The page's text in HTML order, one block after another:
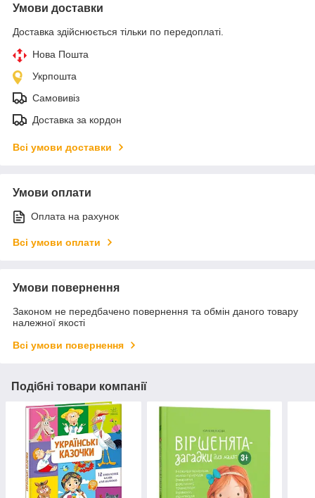
Умови доставки
Доставка здійснюється тільки по передоплаті.
Нова Пошта
Укрпошта
Самовивіз
Доставка за кордон
Всі умови доставки
Умови оплати
Оплата на рахунок
Всі умови оплати
Умови повернення
Законом не передбачено повернення та обмін даного товару
належної якості
Всі умови повернення
Подібні товари компанії